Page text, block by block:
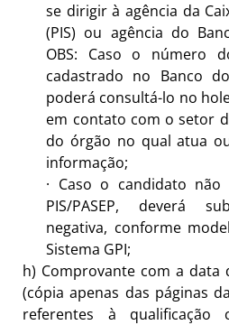
se dirigir à agência da
(PIS) ou agência do
OBS: Caso o número
cadastrado no Banco
poderá consultá-lo no
em contato com o setor
do órgão no qual atua
informação;
· Caso o candidato não
PIS/PASEP, deverá
negativa, conforme
Sistema GPI;
h) Comprovante com a
(cópia apenas das páginas
referentes à